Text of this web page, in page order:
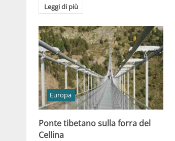
Leggi di più
Europa
Ponte tibetano sulla forra del
Cellina